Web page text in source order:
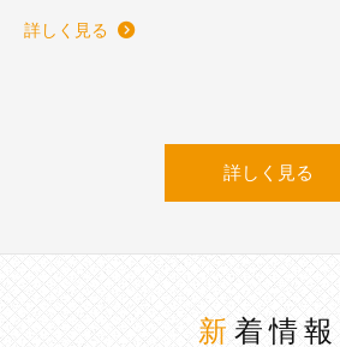
詳しく見る
詳しく見る
新着情報